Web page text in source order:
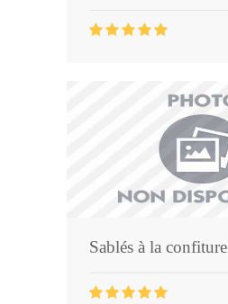
Sablés à la confiture